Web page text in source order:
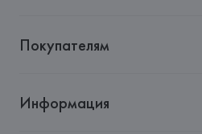
Покупателям
Информация